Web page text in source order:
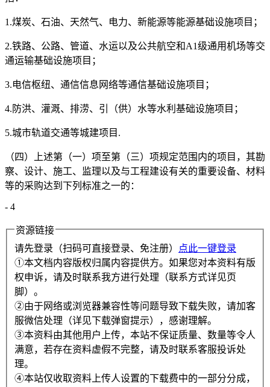
1.煤炭、石油、天然气、电力、新能源等能源基础设施项目；
2.铁路、公路、管道、水运以及公共航空和A1级通用机场等交
通运输基础设施项目；
3.电信枢纽、通信信息网络等通信基础设施项目；
4.防洪、灌溉、排涝、引（供）水等水利基础设施项目；
5.城市轨道交通等城建项目.
（四）上述第（一）项至第（三）项规定范围内的项目，其勘
察、设计、施工、监理以及与工程建设有关的重要设备、材料
等的采购达到下列标准之一的：
- 4
资源链接
请先登录（扫码可直接登录、免注册）
点此一键登录
①本文档内容版权归属内容提供方。如果您对本资料有版
权申诉，请及时联系我方进行处理（联系方式详见页
脚）。
②由于网络或浏览器兼容性等问题导致下载失败，请加客
服微信处理（详见下载弹窗提示），感谢理解。
③本资料由其他用户上传，本站不保证质量、数量等令人
满意，若存在资料虚假不完整，请及时联系客服投诉处
理。
④本站仅收取资料上传人设置的下载费中的一部分分成，